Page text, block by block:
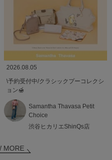
2026.08.05
\予約受付中/クラシックプーコレクシ
ョン🍯
Samantha Thavasa Petit
Choice
渋谷ヒカリエShinQs店
MORE